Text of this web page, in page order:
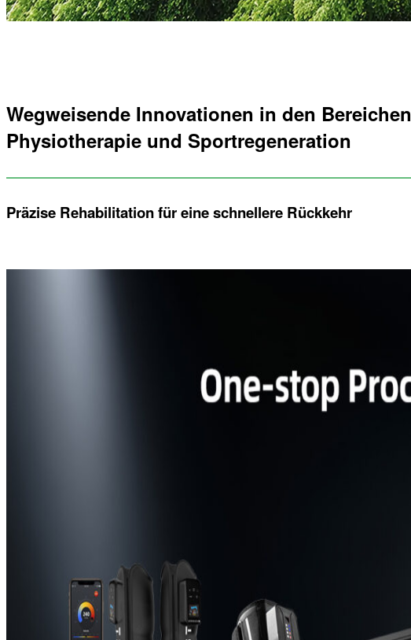
Wegweisende Innovationen in den Bereichen
Physiotherapie und Sportregeneration
Präzise Rehabilitation für eine schnellere Rückkehr